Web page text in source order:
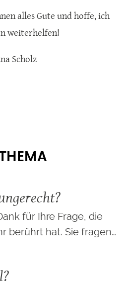
alles Gute und hoffe, ich
weiterhelfen!
Scholz
für Ihre Frage, die
berührt hat. Sie fragen…